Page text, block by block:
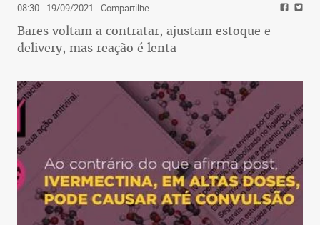
08:30 - 19/09/2021 - Compartilhe
Bares voltam a contratar, ajustam estoque e
delivery, mas reação é lenta